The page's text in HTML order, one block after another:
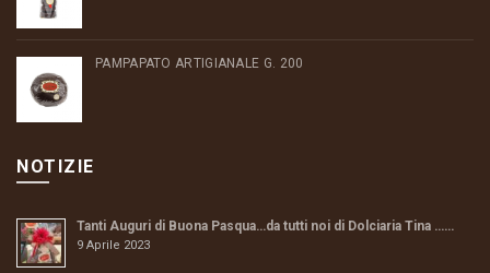
PAMPAPATO ARTIGIANALE G. 200
NOTIZIE
Tanti Auguri di Buona Pasqua…da tutti noi di Dolciaria Tina ……
9 Aprile 2023